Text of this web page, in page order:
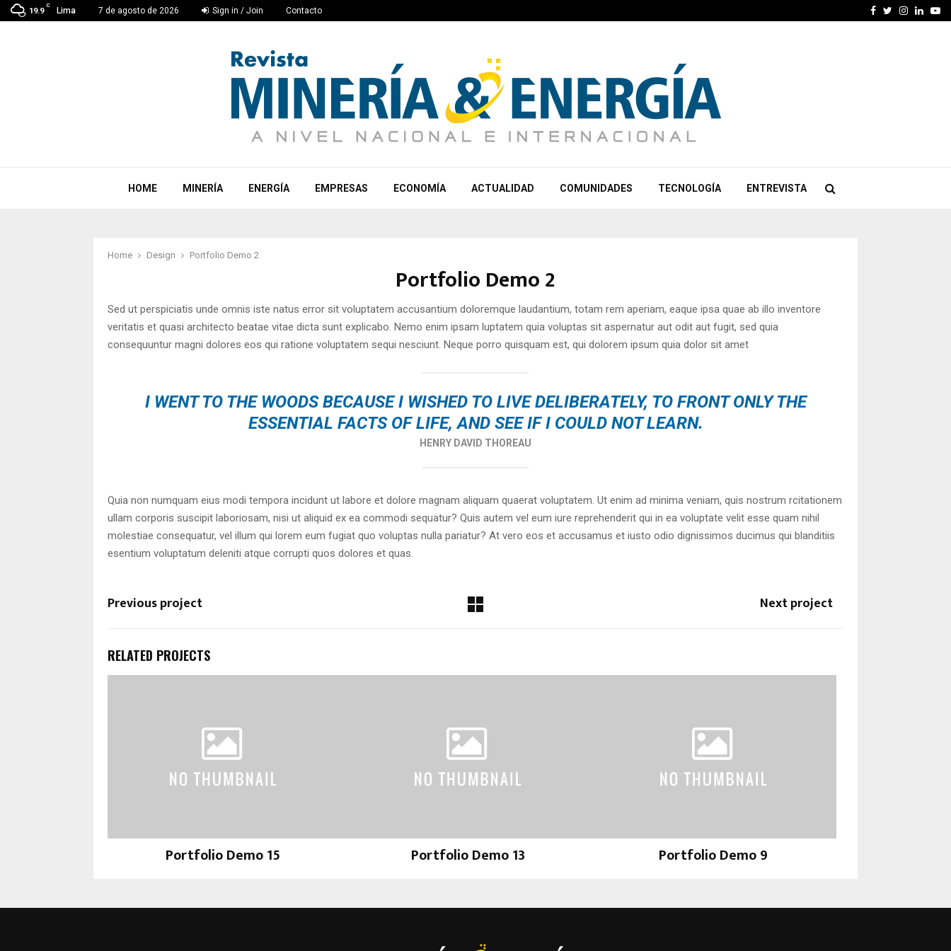
19.9
C
Lima 7 de agosto de 2026 Sign in / Join Contacto Facebook
Twitter
HOME MINERÍA ENERGÍA EMPRESAS ECONOMÍA ACTUALIDAD COMUNIDADES TECNOLOGÍA ENTREVISTA
Home Design Portfolio Demo 2
Portfolio Demo 2
Sed ut perspiciatis unde omnis iste natus error sit voluptatem accusantium doloremque laudantium, totam rem aperiam, eaque ipsa quae ab illo inventore
veritatis et quasi architecto beatae vitae dicta sunt explicabo. Nemo enim ipsam luptatem quia voluptas sit aspernatur aut odit aut fugit, sed quia
consequuntur magni dolores eos qui ratione voluptatem sequi nesciunt. Neque porro quisquam est, qui dolorem ipsum quia dolor sit amet
I WENT TO THE WOODS BECAUSE I WISHED TO LIVE DELIBERATELY, TO FRONT ONLY THE
ESSENTIAL FACTS OF LIFE, AND SEE IF I COULD NOT LEARN.
HENRY DAVID THOREAU
Quia non numquam eius modi tempora incidunt ut labore et dolore magnam aliquam quaerat voluptatem. Ut enim ad minima veniam, quis nostrum rcitationem
ullam corporis suscipit laboriosam, nisi ut aliquid ex ea commodi sequatur? Quis autem vel eum iure reprehenderit qui in ea voluptate velit esse quam nihil
molestiae consequatur, vel illum qui lorem eum fugiat quo voluptas nulla pariatur? At vero eos et accusamus et iusto odio dignissimos ducimus qui blanditiis
esentium voluptatum deleniti atque corrupti quos dolores et quas.
Previous project Next project
RELATED PROJECTS
Portfolio Demo 15 Portfolio Demo 13 Portfolio Demo 9